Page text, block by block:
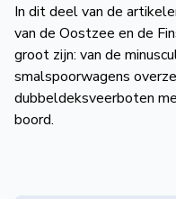
In dit deel van de
van de Oostzee en de
groot zijn: van de
smalspoorwagens
dubbeldeksveerboten
boord.